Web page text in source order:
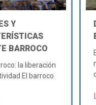
Y
BARROCO
la liberación
El barroco